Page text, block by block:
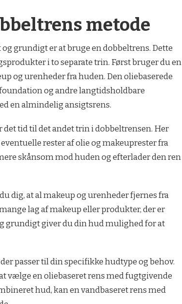
metode
grundigt er at bruge en dobbeltrens. Dette
i to separate trin. Først bruger du en
og urenheder fra huden. Den oliebaserede
og andre langtidsholdbare
en almindelig ansigtsrens.
det tid til det andet trin i dobbeltrensen. Her
rester af olie og makeuprester fra
skånsom mod huden og efterlader den ren
dig, at al makeup og urenheder fjernes fra
lag af makeup eller produkter, der er
grundigt giver du din hud mulighed for at
passer til din specifikke hudtype og behov.
vælge en oliebaseret rens med fugtgivende
hud, kan en vandbaseret rens med